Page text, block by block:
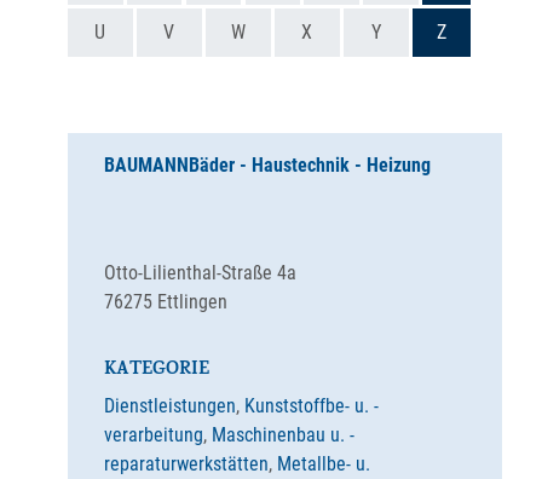
U V W X Y Z
BAUMANN Bäder - Haustechnik - Heizung
Otto-Lilienthal-Straße 4a
76275 Ettlingen
KATEGORIE
Dienstleistungen, Kunststoffbe- u. -
verarbeitung, Maschinenbau u. -
reparaturwerkstätten, Metallbe- u.